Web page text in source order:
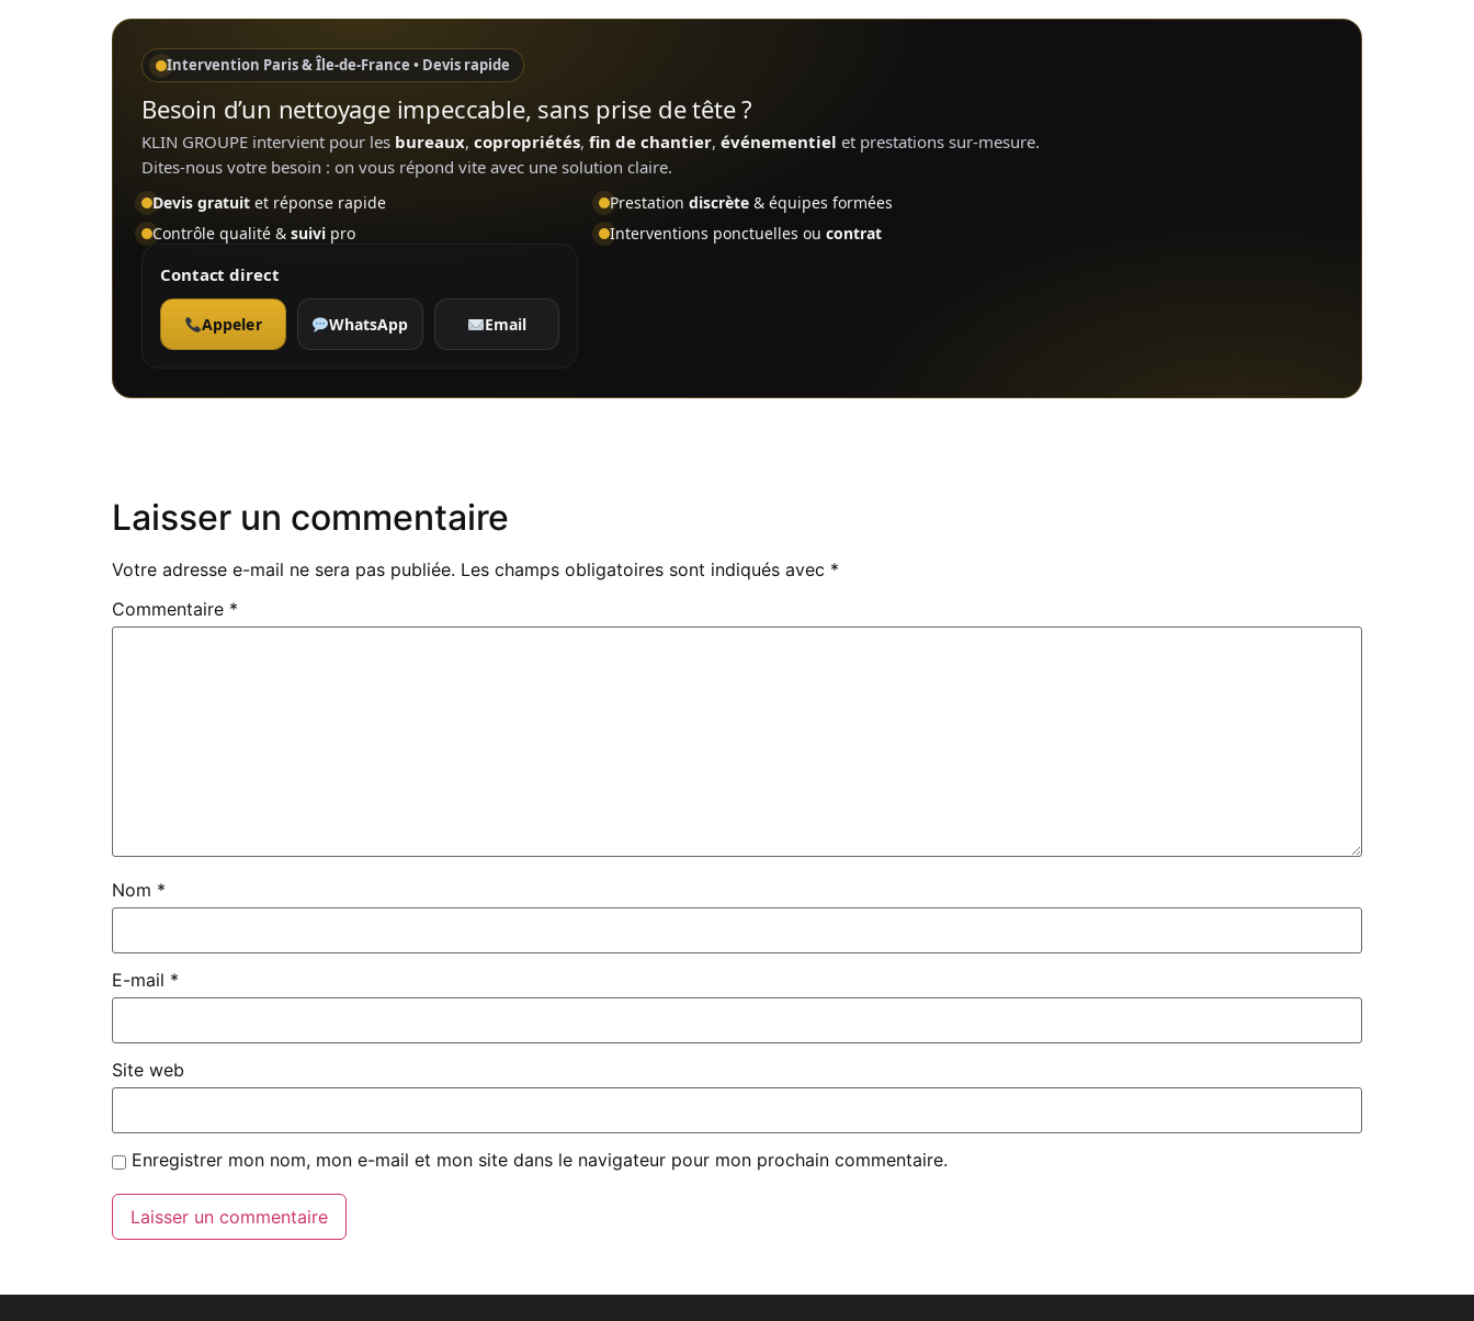
Intervention Paris & Île-de-France • Devis rapide
Besoin d’un nettoyage impeccable, sans prise de tête ?
KLIN GROUPE intervient pour les bureaux, copropriétés, fin de chantier, événementiel et prestations sur-mesure.
Dites-nous votre besoin : on vous répond vite avec une solution claire.
Devis gratuit et réponse rapide Prestation discrète & équipes formées
Contrôle qualité & suivi pro Interventions ponctuelles ou contrat
Contact direct
Appeler WhatsApp Email
Laisser un commentaire
Votre adresse e-mail ne sera pas publiée. Les champs obligatoires sont indiqués avec *
Commentaire *
Nom *
E-mail *
Site web
Enregistrer mon nom, mon e-mail et mon site dans le navigateur pour mon prochain commentaire.